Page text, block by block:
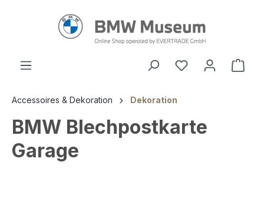
Accessoires & Dekoration Dekoration
BMW Blechpostkarte
Garage